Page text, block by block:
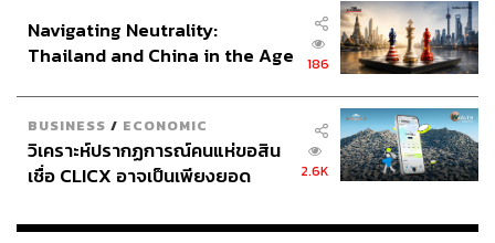
Navigating Neutrality:
Thailand and China in the Age
186
BUSINESS / ECONOMIC
วิเคราะห์ปรากฏการณ์คนแห่ขอสิน
เชื่อ CLICX อาจเป็นเพียงยอด
เรือนไทยที่ถูกซุกไว้
2.6K